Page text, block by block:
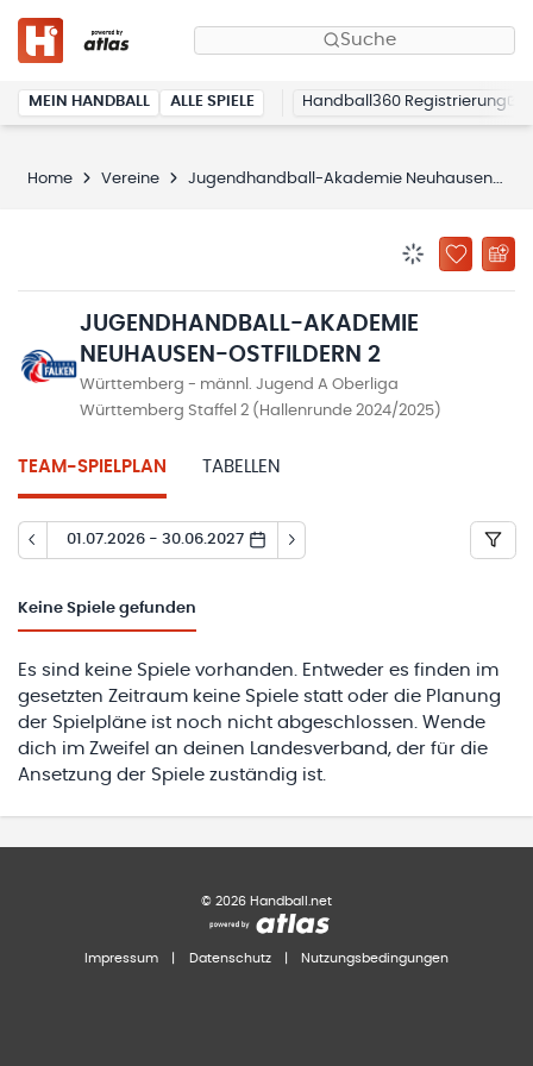
Suche
MEIN HANDBALL ALLE SPIELE Handball360 Registrierung
Home Vereine Jugendhandball-Akademie Neuhausen-Ostfildern
ZU
JUGENDHANDBALL-AKADEMIE
NEUHAUSEN-OSTFILDERN 2
Württemberg - männl. Jugend A Oberliga
Württemberg Staffel 2 (Hallenrunde 2024/2025)
TEAM-SPIELPLAN TABELLEN
01.07.2026 - 30.06.2027
Keine Spiele gefunden
Es sind keine Spiele vorhanden. Entweder es finden im
gesetzten Zeitraum keine Spiele statt oder die Planung
der Spielpläne ist noch nicht abgeschlossen. Wende
dich im Zweifel an deinen Landesverband, der für die
Ansetzung der Spiele zuständig ist.
© 2026 Handball.net
Impressum Datenschutz Nutzungsbedingungen